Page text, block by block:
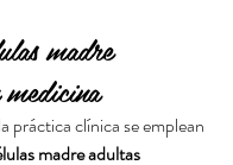
madre
práctica clínica se emplean
madre adultas